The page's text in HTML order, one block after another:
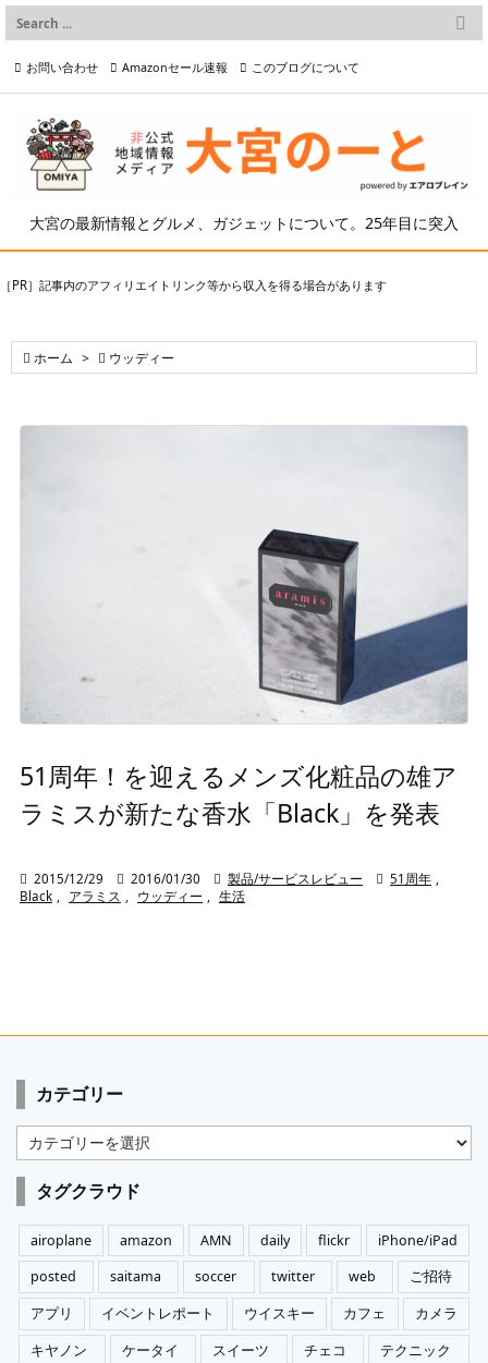
大宮の最新情報とグルメ、ガジェットについて。25年目に突入

メニュー

検索
お問い合わせ Amazonセール速報 このブログについて
プライバシーポリシー等
［PR］記事内のアフィリエイトリンク等から収入を得る場合があります
 ホーム >  ウッディー
51周年！を迎えるメンズ化粧品の雄ア
ラミスが新たな香水「Black」を発表
 2015/12/29  2016/01/30  製品/サービスレビュー  51周年 ,
Black , アラミス , ウッディー , 生活
カテゴリー
カ
テ
ゴ
リ
ー
タグクラウド
airoplane amazon AMN daily flickr
iPhone/iPad
posted
saitama soccer twitter web
ご招待
アプリ
イベントレポート ウイスキー カフェ
カメラ
キヤノン
ケータイ スイーツ チェコ
テクニック